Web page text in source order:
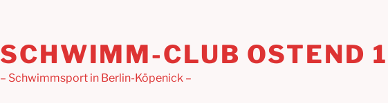
SCHWIMM-CLUB OSTEND
– Schwimmsport in Berlin-Köpenick –